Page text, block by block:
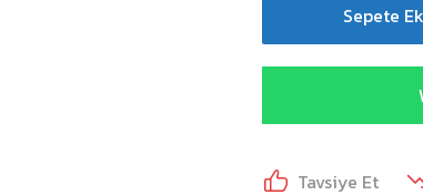
Sepete
Tavsiye Et